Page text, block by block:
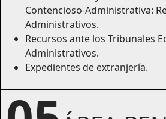
Contencioso-Administrativa:
Administrativos.
Recursos ante los Tribunales
Administrativos.
Expedientes de extranjería.